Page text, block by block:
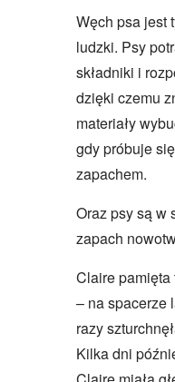
Węch psa jest
ludzki. Psy
składniki i
dzięki czemu
materiały
gdy próbuje
zapachem.
Oraz psy są w
zapach
Claire
– na spacerze
razy
Kilka dni